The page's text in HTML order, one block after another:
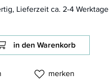
Lieferzeit ca. 2-4 Werktage
in den Warenkorb
merken